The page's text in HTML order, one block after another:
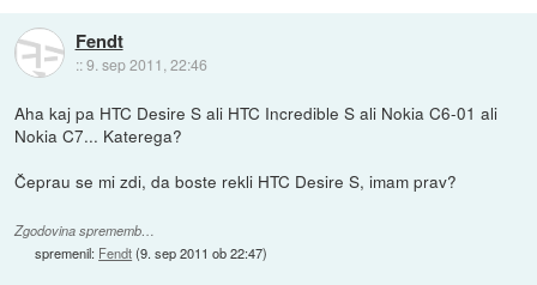
Fendt
::9. sep 2011, 22:46
Aha kaj pa HTC Desire S ali HTC Incredible S ali Nokia C6-01 ali
Nokia C7... Katerega?
Čeprau se mi zdi, da boste rekli HTC Desire S, imam prav?
Zgodovina sprememb…
spremenil: Fendt(9. sep 2011 ob 22:47)